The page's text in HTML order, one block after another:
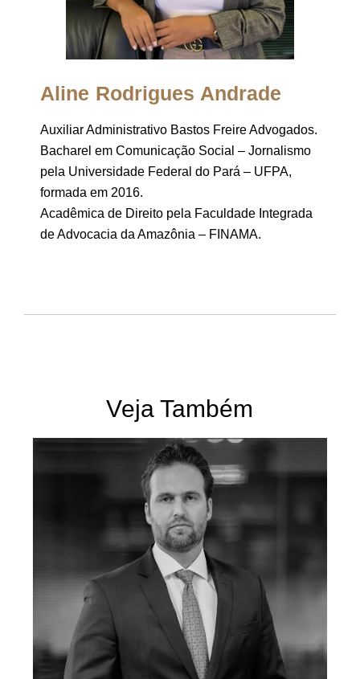
Aline Rodrigues Andrade
Auxiliar Administrativo Bastos Freire Advogados.
Bacharel em Comunicação Social – Jornalismo
pela Universidade Federal do Pará – UFPA,
formada em 2016.
Acadêmica de Direito pela Faculdade Integrada
de Advocacia da Amazônia – FINAMA.
Veja Também